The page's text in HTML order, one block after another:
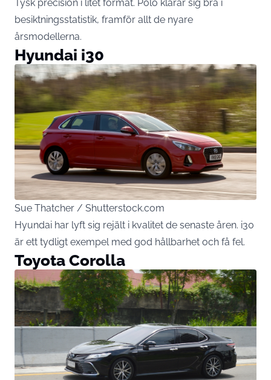
Tysk precision i litet format. Polo klarar sig bra i
besiktningsstatistik, framför allt de nyare
årsmodellerna.
Hyundai i30
Sue Thatcher / Shutterstock.com
Hyundai har lyft sig rejält i kvalitet de senaste åren. i30
är ett tydligt exempel med god hållbarhet och få fel.
Toyota Corolla